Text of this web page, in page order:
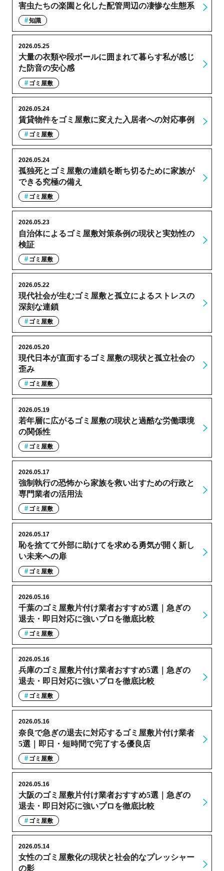
害虫たちの楽園と化した配管周辺の凄惨な生態系
知識
大量の衣類や段ボールに囲まれて暮らす私が感じ
た防音の安心感
2026.05.25
ゴミ屋敷
賃貸物件をゴミ屋敷に変えた入居者への対応事例
2026.05.24
ゴミ屋敷
孤独死とゴミ屋敷の連鎖を断ち切るために家族が
できる究極の備え
2026.05.24
ゴミ屋敷
自治体によるゴミ屋敷対策条例の現状と実効性の
検証
2026.05.23
ゴミ屋敷
現代社会が生むゴミ屋敷と孤立によるストレスの
深刻な連鎖
2026.05.22
ゴミ屋敷
現代日本が直面するゴミ屋敷の現状と孤立社会の
歪み
2026.05.20
ゴミ屋敷
若年層に広がるゴミ屋敷の現状と過酷な労働環境
の関係性
2026.05.19
ゴミ屋敷
強制執行の恐怖から家族を救い出すための行政と
専門業者の活用法
2026.05.17
ゴミ屋敷
恥を捨てて外部に助けてを求める勇気が開く新し
い未来への扉
2026.05.17
ゴミ屋敷
千葉のゴミ屋敷片付け業者おすすめ5選｜急ぎの
退去・即日対応に強いプロを徹底比較
2026.05.16
ゴミ屋敷
兵庫のゴミ屋敷片付け業者おすすめ5選｜急ぎの
退去・即日対応に強いプロを徹底比較
2026.05.16
ゴミ屋敷
奈良で急ぎの退去に対応するゴミ屋敷片付け業者
5選｜即日・短時間で完了する優良店
2026.05.16
ゴミ屋敷
大阪のゴミ屋敷片付け業者おすすめ5選｜急ぎの
退去・即日対応に強いプロを徹底比較
2026.05.16
ゴミ屋敷
女性のゴミ屋敷化の現状と社会的なプレッシャー
の影
2026.05.14